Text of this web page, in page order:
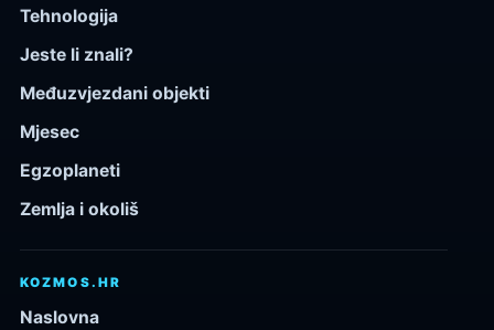
Tehnologija
Jeste li znali?
Međuzvjezdani objekti
Mjesec
Egzoplaneti
Zemlja i okoliš
KOZMOS.HR
Naslovna